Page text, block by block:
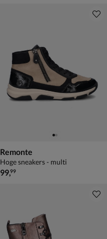
Remonte
Hoge sneakers - multi
€ 99,99
99,99